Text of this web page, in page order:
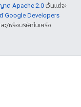
าต Apache 2.0เว้นแต่จะ
ต์ Google Developers
ะ/หรือบริษัทในเครือ